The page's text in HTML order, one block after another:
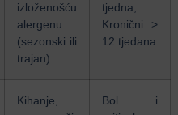
izloženošću
alergenu
(sezonski ili
trajan)
tjedna;
Kronični: >
12 tjedana
Kihanje,
Bol i